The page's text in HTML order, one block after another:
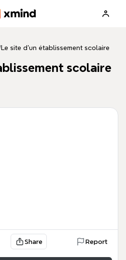
Le site d'un établissement scolaire
scolaire
Share Report